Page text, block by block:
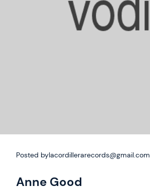
Posted bylacordillerarecords@gmail.com
Anne Good